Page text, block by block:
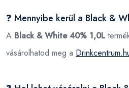
❓ Mennyibe kerül a Black &
A Black & White 40% 1,0L
vásárolhatod meg a